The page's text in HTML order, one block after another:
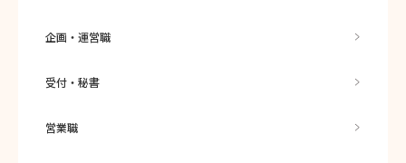
企画・運営職
受付・秘書
営業職